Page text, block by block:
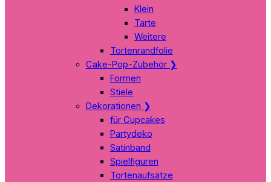
Klein
Tarte
Weitere
Tortenrandfolie
Cake-Pop-Zubehör ❯
Formen
Stiele
Dekorationen ❯
für Cupcakes
Partydeko
Satinband
Spielfiguren
Tortenaufsätze